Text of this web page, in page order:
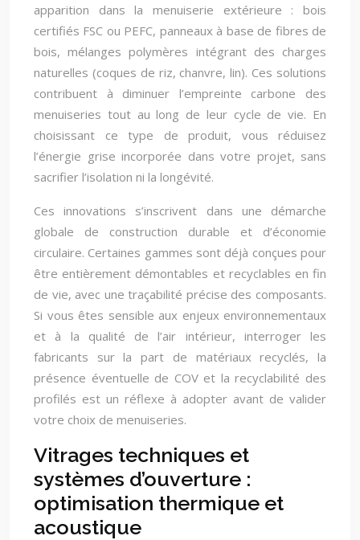
apparition dans la menuiserie extérieure : bois
certifiés FSC ou PEFC, panneaux à base de fibres de
bois, mélanges polymères intégrant des charges
naturelles (coques de riz, chanvre, lin). Ces solutions
contribuent à diminuer l’empreinte carbone des
menuiseries tout au long de leur cycle de vie. En
choisissant ce type de produit, vous réduisez
l’énergie grise incorporée dans votre projet, sans
sacrifier l’isolation ni la longévité.
Ces innovations s’inscrivent dans une démarche
globale de construction durable et d’économie
circulaire. Certaines gammes sont déjà conçues pour
être entièrement démontables et recyclables en fin
de vie, avec une traçabilité précise des composants.
Si vous êtes sensible aux enjeux environnementaux
et à la qualité de l’air intérieur, interroger les
fabricants sur la part de matériaux recyclés, la
présence éventuelle de COV et la recyclabilité des
profilés est un réflexe à adopter avant de valider
votre choix de menuiseries.
Vitrages techniques et
systèmes d’ouverture :
optimisation thermique et
acoustique